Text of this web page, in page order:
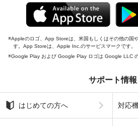
Appleのロゴ、App Storeは、米国もしくはその他の国
す。App Storeは、Apple Inc.のサービスマークです。
Google Play および Google Play ロゴは Google LLC の
サポート情報
はじめての方へ 対応